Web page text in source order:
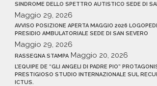
SINDROME DELLO SPETTRO AUTISTICO SEDE DI
Maggio 29, 2026
AVVISO POSIZIONE APERTA MAGGIO 2026
PRESIDIO AMBULATORIALE SEDE DI SAN SEVERO
Maggio 29, 2026
RASSEGNA STAMPA Maggio 20, 2026
L’EQUIPE DE “GLI ANGELI DI PADRE PIO”
PRESTIGIOSO STUDIO INTERNAZIONALE SUL
ICTUS.